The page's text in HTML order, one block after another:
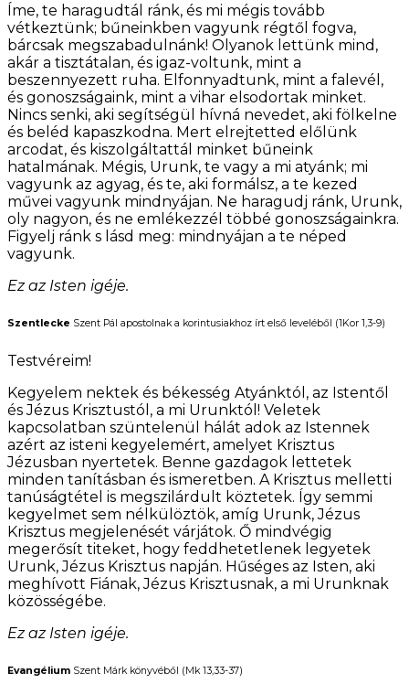
Íme, te haragudtál ránk, és mi mégis tovább
vétkeztünk; bűneinkben vagyunk régtől fogva,
bárcsak megszabadulnánk! Olyanok lettünk mind,
akár a tisztátalan, és igaz-voltunk, mint a
beszennyezett ruha. Elfonnyadtunk, mint a falevél,
és gonoszságaink, mint a vihar elsodortak minket.
Nincs senki, aki segítségül hívná nevedet, aki fölkelne
és beléd kapaszkodna. Mert elrejtetted előlünk
arcodat, és kiszolgáltattál minket bűneink
hatalmának. Mégis, Urunk, te vagy a mi atyánk; mi
vagyunk az agyag, és te, aki formálsz, a te kezed
művei vagyunk mindnyájan. Ne haragudj ránk, Urunk,
oly nagyon, és ne emlékezzél többé gonoszságainkra.
Figyelj ránk s lásd meg: mindnyájan a te néped
vagyunk.
Ez az Isten igéje.
Szentlecke Szent Pál apostolnak a korintusiakhoz írt első leveléből (1Kor 1,3-9)
Testvéreim!
Kegyelem nektek és békesség Atyánktól, az Istentől
és Jézus Krisztustól, a mi Urunktól! Veletek
kapcsolatban szüntelenül hálát adok az Istennek
azért az isteni kegyelemért, amelyet Krisztus
Jézusban nyertetek. Benne gazdagok lettetek
minden tanításban és ismeretben. A Krisztus melletti
tanúságtétel is megszilárdult köztetek. Így semmi
kegyelmet sem nélkülöztök, amíg Urunk, Jézus
Krisztus megjelenését várjátok. Ő mindvégig
megerősít titeket, hogy feddhetetlenek legyetek
Urunk, Jézus Krisztus napján. Hűséges az Isten, aki
meghívott Fiának, Jézus Krisztusnak, a mi Urunknak
közösségébe.
Ez az Isten igéje.
Evangélium Szent Márk könyvéből (Mk 13,33-37)